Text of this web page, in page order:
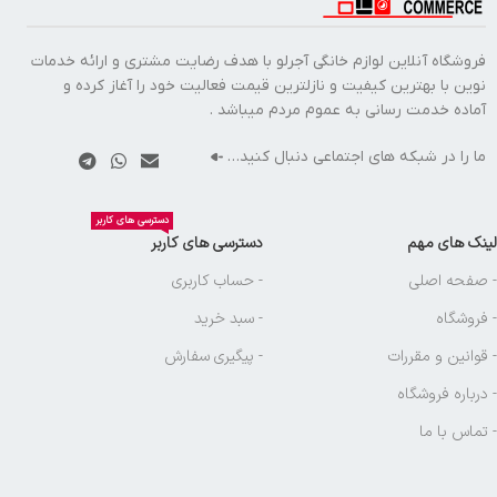
فروشگاه آنلاین لوازم خانگی آجرلو با هدف رضایت مشتری و ارائه خدمات
نوین با بهترین کیفیت و نازلترین قیمت فعالیت خود را آغاز کرده و
آماده خدمت رسانی به عموم مردم میباشد .
ما را در شبکه های اجتماعی دنبال کنید…
لینک های مهم
- صفحه اصلی
- فروشگاه
- قوانین و مقررات
- درباره فروشگاه
- تماس با ما
دسترسی های کاربر
دسترسی های کاربر
- حساب کاربری
- سبد خرید
- پیگیری سفارش